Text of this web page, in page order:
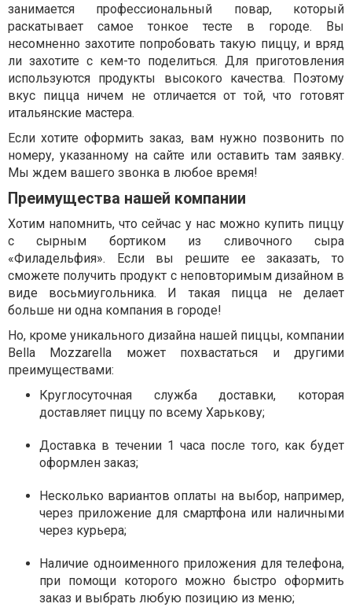
занимается профессиональный повар, который
раскатывает самое тонкое тесте в городе. Вы
несомненно захотите попробовать такую пиццу, и вряд
ли захотите с кем-то поделиться. Для приготовления
используются продукты высокого качества. Поэтому
вкус пицца ничем не отличается от той, что готовят
итальянские мастера.
Если хотите оформить заказ, вам нужно позвонить по
номеру, указанному на сайте или оставить там заявку.
Мы ждем вашего звонка в любое время!
Преимущества нашей компании
Хотим напомнить, что сейчас у нас можно купить пиццу
с сырным бортиком из сливочного сыра
«Филадельфия». Если вы решите ее заказать, то
сможете получить продукт с неповторимым дизайном в
виде восьмиугольника. И такая пицца не делает
больше ни одна компания в городе!
Но, кроме уникального дизайна нашей пиццы, компании
Bella Mozzarella может похвастаться и другими
преимуществами:
Круглосуточная служба доставки, которая
доставляет пиццу по всему Харькову;
Доставка в течении 1 часа после того, как будет
оформлен заказ;
Несколько вариантов оплаты на выбор, например,
через приложение для смартфона или наличными
через курьера;
Наличие одноименного приложения для телефона,
при помощи которого можно быстро оформить
заказ и выбрать любую позицию из меню;